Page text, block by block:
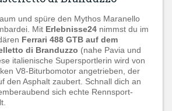
und spüre den Mythos Maranello
Mit Erlebnisse24 nimmst du im
Ferrari 488 GTB auf dem
di Branduzzo (nahe Pavia und
italienische Supersportlerin wird von
V8-Biturbomotor angetrieben, der
den Asphalt zaubert. Schnall dich an
sich echte Rennsport-